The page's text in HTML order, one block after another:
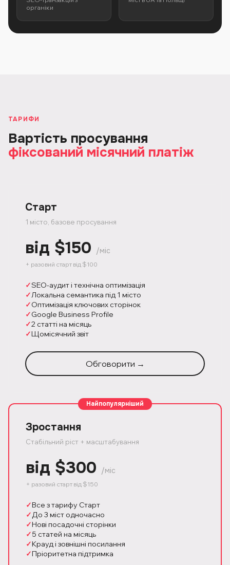
органіки
ТАРИФИ
Вартість просування
фіксований місячний платіж
Старт
1 місто, базове просування
від $150 /міс
+ разовий старт від $100
SEO-аудит і технічна оптимізація
Локальна семантика під 1 місто
Оптимізація ключових сторінок
Google Business Profile
2 статті на місяць
Щомісячний звіт
Обговорити →
Найпопулярніший
Зростання
Стабільний ріст + масштабування
від $300 /міс
+ разовий старт від $150
Все з тарифу Старт
До 3 міст одночасно
Нові посадочні сторінки
5 статей на місяць
Крауд і зовнішні посилання
Пріоритетна підтримка